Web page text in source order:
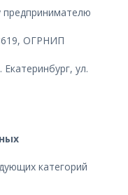
ОГРНИП
ул.
категорий